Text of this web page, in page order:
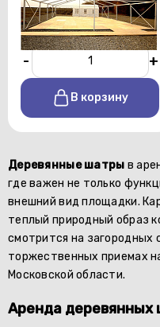
От 450 р./сутки
- +
В корзину
Деревянные шатры в
где важен не только
внешний вид площадки.
теплый природный образ
смотрится на загородных
торжественных приемах
Московской области.
Аренда деревянных